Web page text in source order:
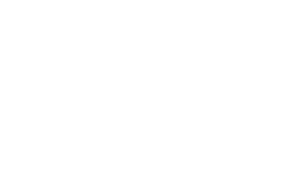
期間は出荷製品に未対応品が
い限り、2022年1月12日よ